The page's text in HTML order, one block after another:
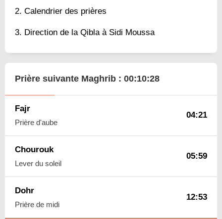
Calendrier des prières
Direction de la Qibla à Sidi Moussa
Prière suivante Maghrib : 00:10:27
Fajr
Prière d'aube
04:21
Chourouk
Lever du soleil
05:59
Dohr
Prière de midi
12:53